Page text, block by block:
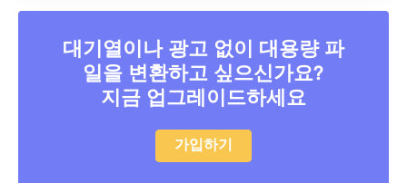
대기열이나 광고 없이 대용량 파
일을 변환하고 싶으신가요?
지금 업그레이드하세요
가입하기